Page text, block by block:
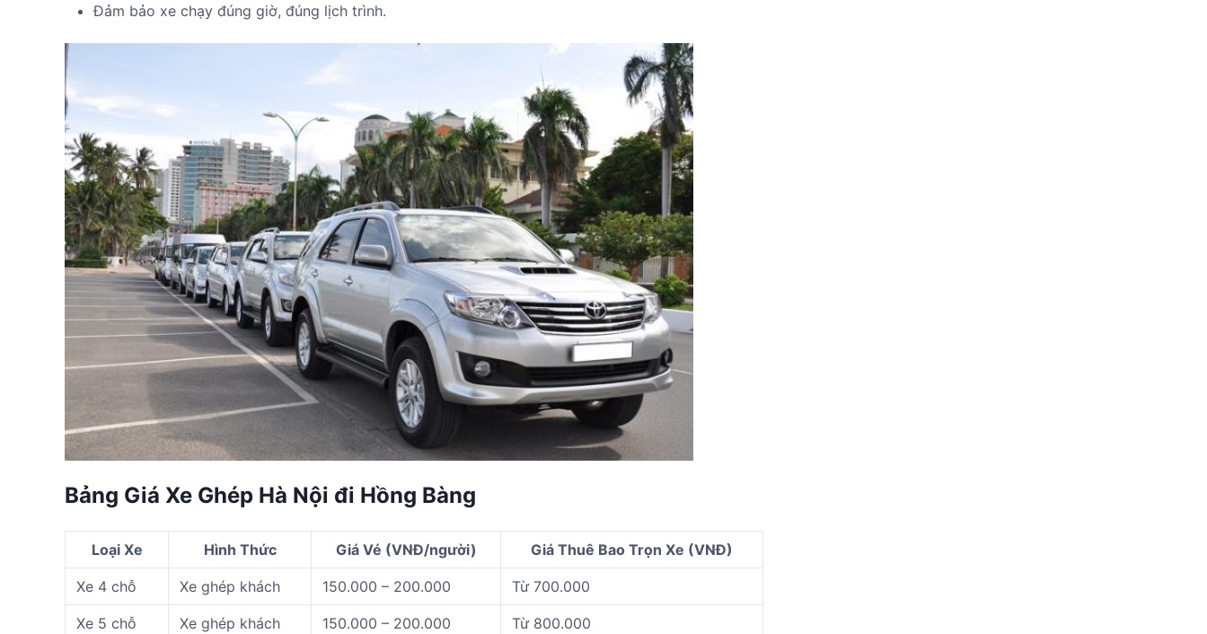
Đảm bảo xe chạy đúng giờ, đúng lịch trình.
Bảng Giá Xe Ghép Hà Nội đi Hồng Bàng
Loại Xe Hình Thức Giá Vé (VNĐ/người) Giá Thuê Bao Trọn Xe (VNĐ)
Xe 4 chỗ Xe ghép khách 150.000 – 200.000 Từ 700.000
Xe 5 chỗ Xe ghép khách 150.000 – 200.000 Từ 800.000